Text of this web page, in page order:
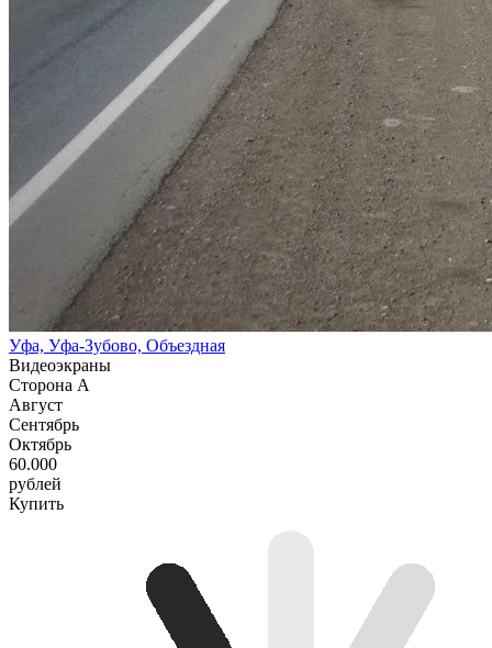
Уфа, Уфа-Зубово, Объездная
Видеоэкраны
Сторона A
Август
Сентябрь
Октябрь
60.000
рублей
Купить